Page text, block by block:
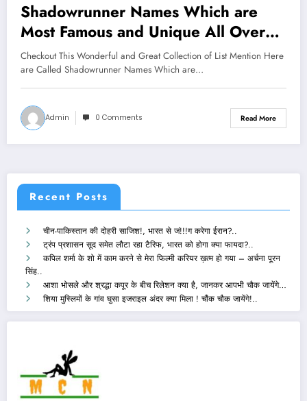
Shadowrunner Names Which are
Most Famous and Unique All Over
The Worlds
Checkout This Wonderful and Great Collection of List Mention Here
are Called Shadowrunner Names Which are…
Admin 0 Comments Read More
Recent Posts
चीन-पाकिस्तान की दोहरी साजिश!, भारत से जं!!!ग करेगा ईरान?..
ट्रंप प्रशासन सूद समेत लौटा रहा टैरिफ, भारत को होगा क्या फायदा?..
कपिल शर्मा के शो में काम करने से मेरा फिल्मी करियर ख़त्म हो गया – अर्चना पूरन
सिंह..
आशा भोसले और श्रद्धा कपूर के बीच रिलेशन क्या है, जानकर आपभी चौक जायेंगे…
शिया मुस्लिमों के गांव घुसा इजराइल अंदर क्या मिला ! चौंक चौक जायेंगे!..